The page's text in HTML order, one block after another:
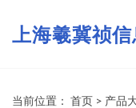
上海羲冀祯
当前位置： 首页 > 产品